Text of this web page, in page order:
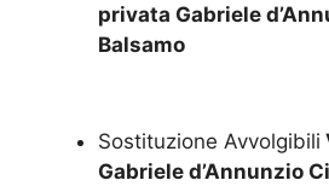
privata Gabriele
Balsamo
Sostituzione Avvolgibili
Gabriele d’Annunzio